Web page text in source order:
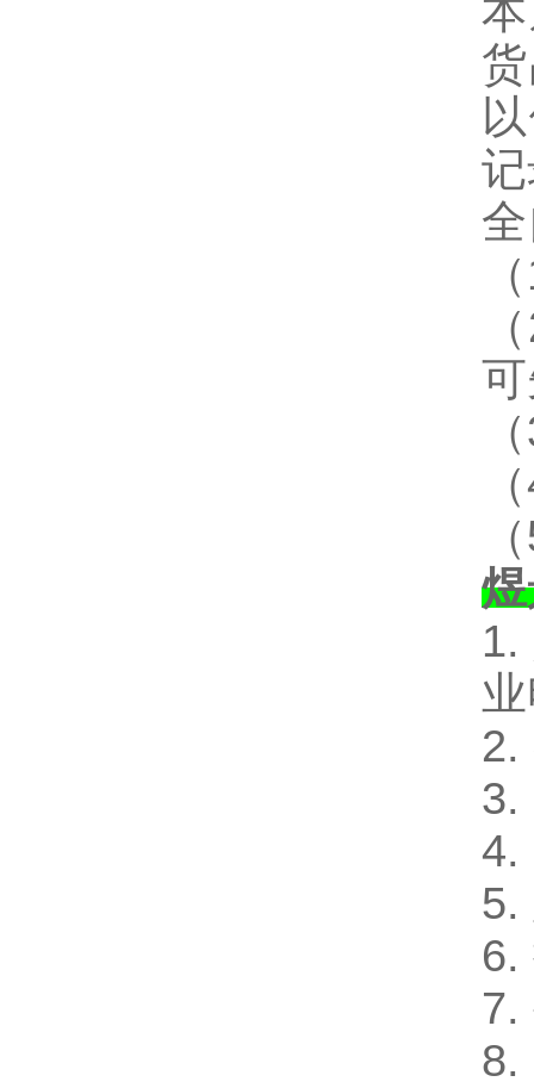
（
（
（
（
（
1.
2.
3.
4.
5.
6.
7.
8.